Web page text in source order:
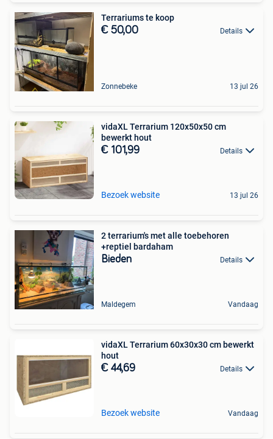
Terrariums te koop
€ 50,00 Details
Zonnebeke 13 jul 26
vidaXL Terrarium 120x50x50 cm
bewerkt hout
€ 101,99 Details
Bezoek website 13 jul 26
2 terrarium's met alle toebehoren
+reptiel bardaham
Bieden Details
Maldegem Vandaag
vidaXL Terrarium 60x30x30 cm bewerkt
hout
€ 44,69 Details
Bezoek website Vandaag